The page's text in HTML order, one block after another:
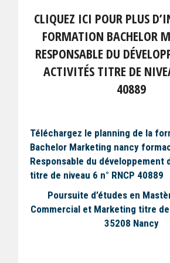
CLIQUEZ ICI POUR PLUS
FORMATION BACHELOR
RESPONSABLE DU
ACTIVITÉS TITRE DE
40889
Téléchargez le planning de la
Bachelor Marketing nancy
Responsable du développement
titre de niveau 6 n° RNCP 40889
Poursuite d’études en
Commercial et Marketing titre de
35208 Nancy